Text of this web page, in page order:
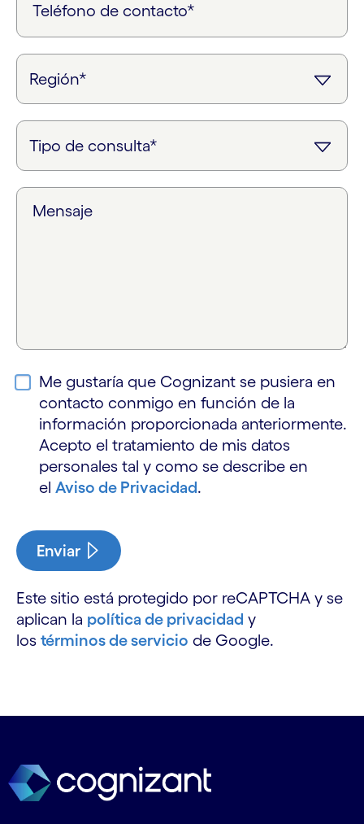
Teléfono de contacto*
Mensaje
Me gustaría que Cognizant se pusiera en
contacto conmigo en función de la
información proporcionada anteriormente.
Acepto el tratamiento de mis datos
personales tal y como se describe en
el Aviso de Privacidad.
Enviar
Este sitio está protegido por reCAPTCHA y se
aplican la política de privacidad y
los términos de servicio de Google.